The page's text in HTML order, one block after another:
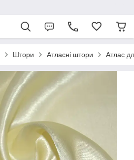
Штори Атласні штори Атлас